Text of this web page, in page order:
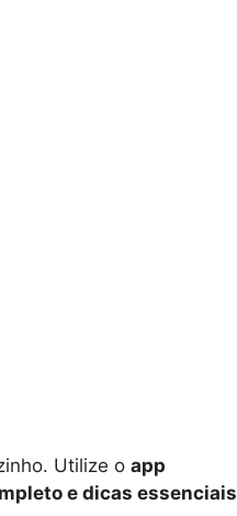
Utilize o app
e dicas essenciais